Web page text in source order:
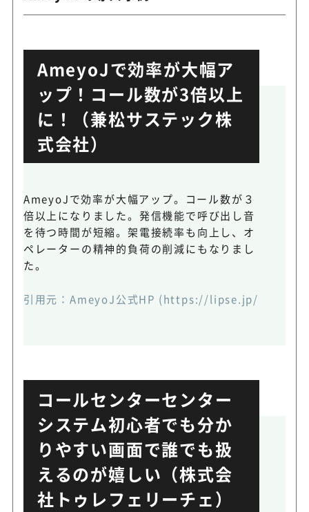
AmeyoJで効率が大幅ア
ップ！コール数が3倍以上
に！（兼松サステック株
式会社）
AmeyoJで効率が大幅アップ。コール数が３
倍以上になりました。発信機能で呼び出し音
を待つ時間が短縮。架電接続率も向上し、オ
ペレーターの精神的負荷の削減にもなりまし
た。
引用元：AmeyoJ公式HP (https://lipse.jp/categ-
コールセンターセンター
システム初心者でも分か
りやすい画面で誰でも扱
えるのが嬉しい（株式会
社トゥレフェリーチェ）